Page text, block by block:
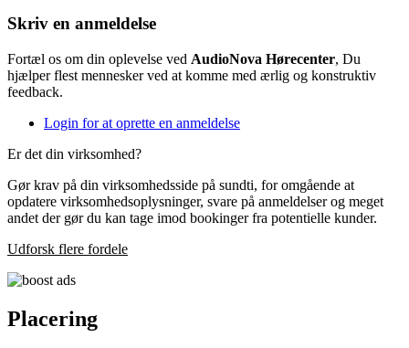
Skriv en anmeldelse
Fortæl os om din oplevelse ved AudioNova Hørecenter, Du
hjælper flest mennesker ved at komme med ærlig og konstruktiv
feedback.
Login for at oprette en anmeldelse
Er det din virksomhed?
Gør krav på din virksomhedsside på sundti, for omgående at
opdatere virksomhedsoplysninger, svare på anmeldelser og meget
andet der gør du kan tage imod bookinger fra potentielle kunder.
Udforsk flere fordele
Placering